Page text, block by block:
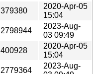
379380
2020-Apr-05
15:04
2798944
2023-Aug-
03 09:49
400928
2020-Apr-05
15:04
2779364
2023-Aug-